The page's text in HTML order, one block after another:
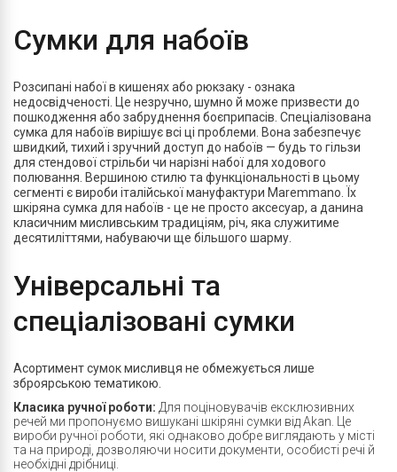
Сумки для набоїв
Розсипані набої в кишенях або рюкзаку - ознака
недосвідченості. Це незручно, шумно й може призвести до
пошкодження або забруднення боєприпасів. Спеціалізована
сумка для набоїв вирішує всі ці проблеми. Вона забезпечує
швидкий, тихий і зручний доступ до набоїв — будь то гільзи
для стендової стрільби чи нарізні набої для ходового
полювання. Вершиною стилю та функціональності в цьому
сегменті є вироби італійської мануфактури Maremmano. Їх
шкіряна сумка для набоїв - це не просто аксесуар, а данина
класичним мисливським традиціям, річ, яка служитиме
десятиліттями, набуваючи ще більшого шарму.
Універсальні та
спеціалізовані сумки
Асортимент сумок мисливця не обмежується лише
зброярською тематикою.
Класика ручної роботи: Для поціновувачів ексклюзивних
речей ми пропонуємо вишукані шкіряні сумки від Akan. Це
вироби ручної роботи, які однаково добре виглядають у місті
та на природі, дозволяючи носити документи, особисті речі й
необхідні дрібниці.